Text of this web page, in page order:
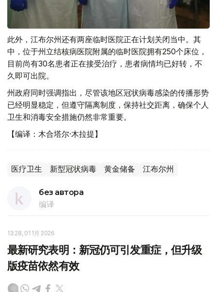
此外，江布尔州还有两座临时医院正在计划关闭当中。其
中，位于州立结核病医院附属的临时医院拥有250个床位，
目前尚有30名患者正在接受治疗，患者病情均已好转，不
久即可出院。
州政府同时强调指出，尽管该地区冠状病毒感染的传播形势
已经明显稳定，但遵守隔离制度，保持社交距离，确保个人
卫生和消毒安全措施仍然非常重要。
【编译：木合塔尔·木拉提】
医疗卫生 新型冠状病毒 黄金储备 江布尔州
без автора
编译
13:28, 01 1月 2026
最新研究表明：新冠仍可引发重症，但升级
版疫苗依然有效